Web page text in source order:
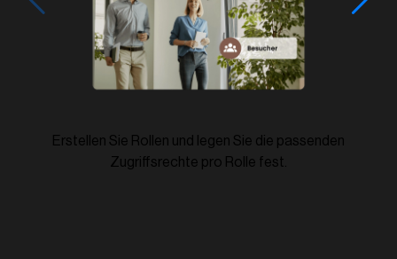
Erstellen Sie Rollen und legen Sie die passenden
Zugriffsrechte pro Rolle fest.